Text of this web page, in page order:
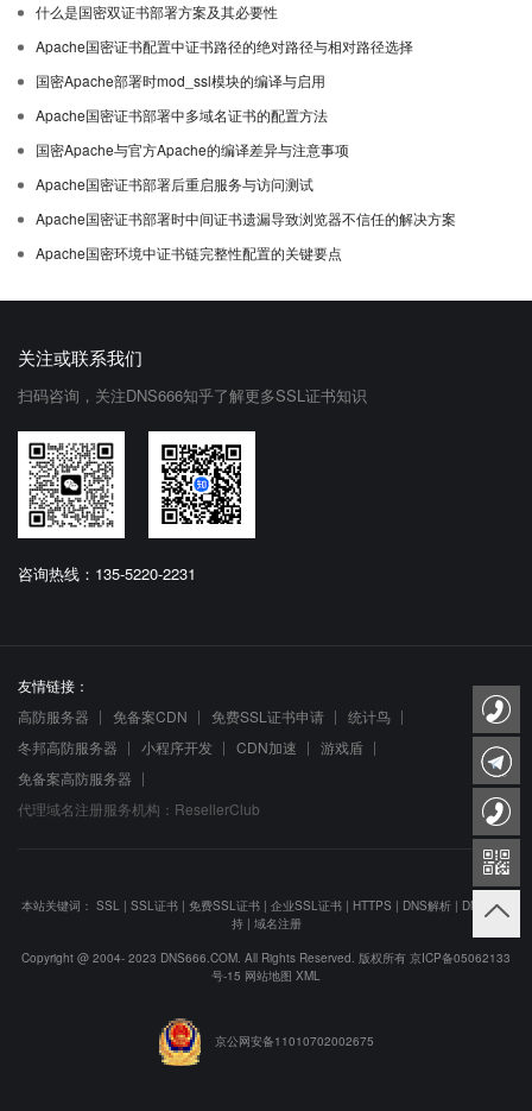
什么是国密双证书部署方案及其必要性
Apache国密证书配置中证书路径的绝对路径与相对路径选择
国密Apache部署时mod_ssl模块的编译与启用
Apache国密证书部署中多域名证书的配置方法
国密Apache与官方Apache的编译差异与注意事项
Apache国密证书部署后重启服务与访问测试
Apache国密证书部署时中间证书遗漏导致浏览器不信任的解决方案
Apache国密环境中证书链完整性配置的关键要点
关注或联系我们
扫码咨询，关注DNS666知乎了解更多SSL证书知识
咨询热线：135-5220-2231
友情链接：
高防服务器
免备案CDN 免费SSL证书申请
统计鸟
冬邦高防服务器
小程序开发 CDN加速
游戏盾
免备案高防服务器
代理域名注册服务机构：ResellerClub
本站关键词： SSL | SSL证书 | 免费SSL证书 | 企业SSL证书 | HTTPS | DNS解析 | DNS防劫
持| 域名注册
Copyright @ 2004- 2023 DNS666.COM. All Rights Reserved. 版权所有 京ICP备05062133
号-15 网站地图 XML
京公网安备11010702002675